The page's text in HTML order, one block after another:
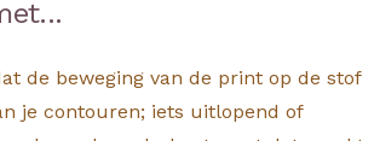
de beweging van de print op de stof
je contouren; iets uitlopend of